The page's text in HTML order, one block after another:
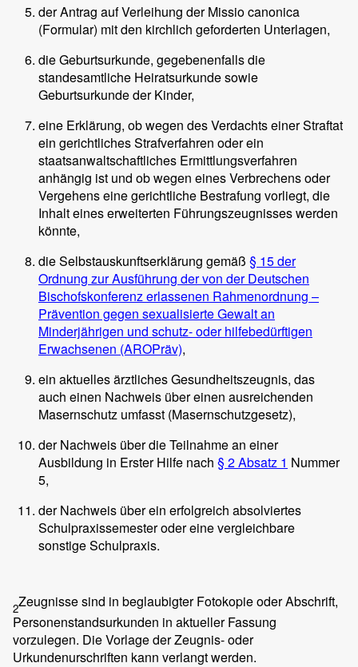
der Antrag auf Verleihung der Missio canonica
(Formular) mit den kirchlich geforderten Unterlagen,
die Geburtsurkunde, gegebenenfalls die
standesamtliche Heiratsurkunde sowie
Geburtsurkunde der Kinder,
eine Erklärung, ob wegen des Verdachts einer Straftat
ein gerichtliches Strafverfahren oder ein
staatsanwaltschaftliches Ermittlungsverfahren
anhängig ist und ob wegen eines Verbrechens oder
Vergehens eine gerichtliche Bestrafung vorliegt, die
Inhalt eines erweiterten Führungszeugnisses werden
könnte,
die Selbstauskunftserklärung gemäß § 15 der
Ordnung zur Ausführung der von der Deutschen
Bischofskonferenz erlassenen Rahmenordnung –
Prävention gegen sexualisierte Gewalt an
Minderjährigen und schutz- oder hilfebedürftigen
Erwachsenen (AROPräv),
ein aktuelles ärztliches Gesundheitszeugnis, das
auch einen Nachweis über einen ausreichenden
Masernschutz umfasst (Masernschutzgesetz),
der Nachweis über die Teilnahme an einer
Ausbildung in Erster Hilfe nach § 2 Absatz 1 Nummer
5,
der Nachweis über ein erfolgreich absolviertes
Schulpraxissemester oder eine vergleichbare
sonstige Schulpraxis.
2Zeugnisse sind in beglaubigter Fotokopie oder Abschrift,
Personenstandsurkunden in aktueller Fassung
vorzulegen. Die Vorlage der Zeugnis- oder
Urkundenurschriften kann verlangt werden.